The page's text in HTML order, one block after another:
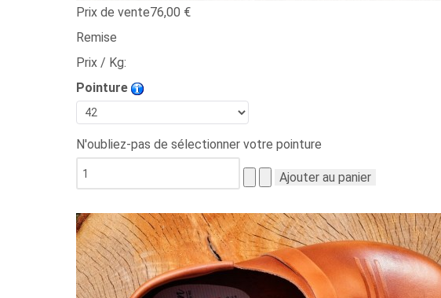
Prix ​​de vente76,00 €
Remise
Prix / Kg:
Pointure
N'oubliez-pas de sélectionner votre pointure